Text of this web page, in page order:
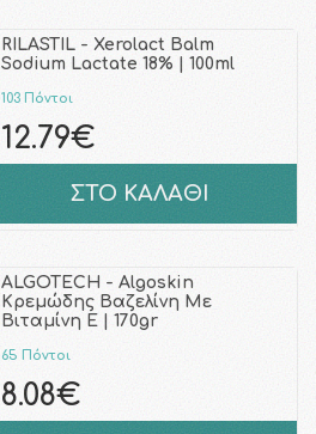
RILASTIL - Xerolact Balm
Sodium Lactate 18% | 100ml
103 Πόντοι
12.79€
ΣΤΟ ΚΑΛΑΘΙ
ALGOTECH - Algoskin
Κρεμώδης Bαζελίνη Με
Bιταμίνη E | 170gr
65 Πόντοι
8.08€